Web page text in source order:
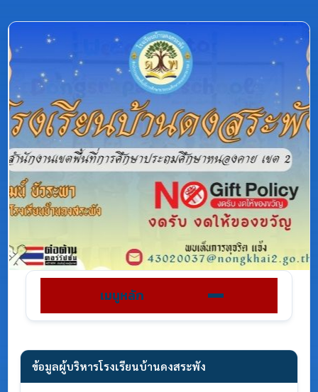
เมนูหลัก
ข้อมูลผู้บริหารโรงเรียนบ้านดงสระพัง